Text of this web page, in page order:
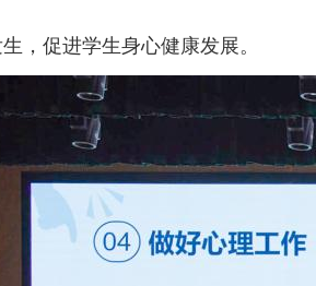
，促进学生身心健康发展。